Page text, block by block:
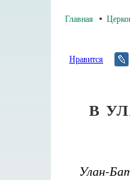
Главная
Нравится
В
Улан-